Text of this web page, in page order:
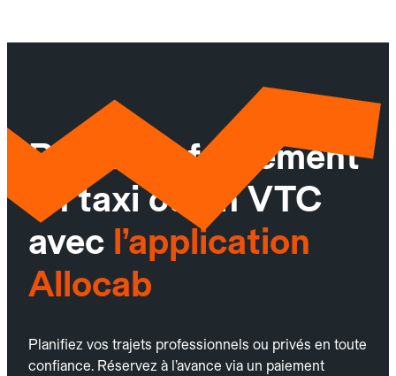
Réservez facilement
un taxi ou un VTC
avec l’application
Allocab
Planifiez vos trajets professionnels ou privés en toute
confiance. Réservez à l’avance via un paiement